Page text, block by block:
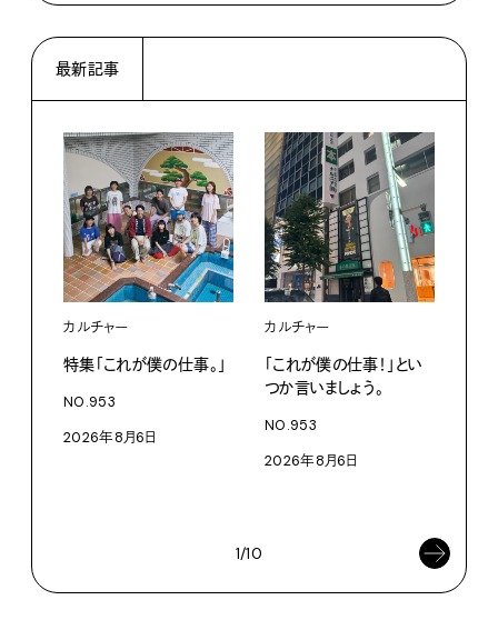
最新記事
カルチャー
特集「これが僕の仕事。」
NO.953
2026年8月6日
カルチャー
「これが僕の仕事！」とい
つか言いましょう。
NO.953
2026年8月6日
1/10